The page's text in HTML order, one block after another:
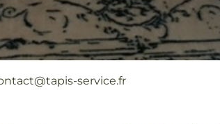
service.fr